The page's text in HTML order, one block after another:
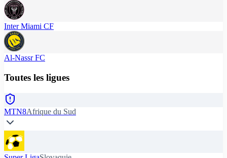
Inter Miami CF
Al-Nassr FC
Toutes les ligues
MTN8Afrique du Sud